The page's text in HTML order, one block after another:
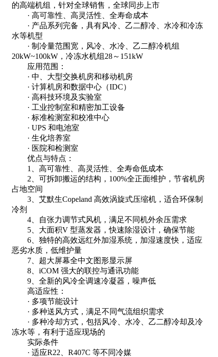
的高端机组，针对全球销售，全球同步上市
· 高可靠性、高灵活性、全寿命成本
· 产品系列完备，具有风冷、乙二醇冷、水冷和冷冻
水等机型
· 制冷量范围宽，风冷、水冷、乙二醇冷机组
20kW~100kW，冷冻水机组28～151kW
应用范围：
· 中、大型交换机房和移动机房
· 计算机房和数据中心（IDC）
· 高科技环境及实验室
· 工业控制室和精密加工设备
· 标准检测室和校准中心
· UPS 和电池室
· 生化培养室
· 医院和检测室
优点与特点：
1、高可靠性、高灵活性、全寿命低成本
2、可拆卸搬运的结构，100%全正面维护，节省机房
占地空间
3、艾默生Copeland 高效涡旋式压缩机，适合环保制
冷剂
4、自张力调节式风机，满足不同机外余压需求
5、大面积V 型蒸发器，快速除湿设计，确保节能
6、独特的高效远红外加湿系统，加湿速度快，适应
恶劣水质，低维护量
7、超大屏幕全中文图形显示屏
8、iCOM 强大的联控与通讯功能
9、全新的风冷全调速冷凝器，噪声低
高适应性：
· 多项节能设计
· 多种送风方式，满足不同气流组织需求
· 多种冷却方式，包括风冷、水冷、乙二醇冷却及冷
冻水等，有利于适应现场的
实际条件
· 适应R22、R407C 等不同冷媒